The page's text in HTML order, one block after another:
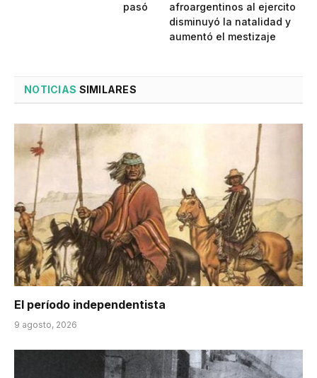
pasó
afroargentinos al ejercito
disminuyó la natalidad y
aumentó el mestizaje
NOTICIAS SIMILARES
El período independentista
9 agosto, 2026